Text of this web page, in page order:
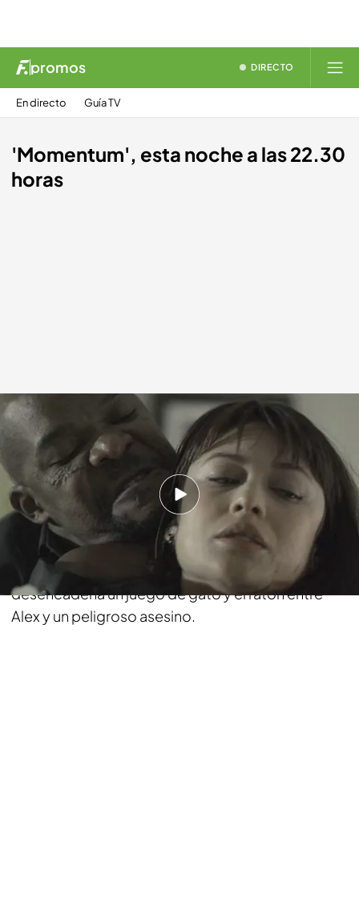
promos DIRECTO
En directo Guía TV
'Momentum', esta noche a las 22.30
horas
telecinco.es
24 ENE 2017 - 19:16h.
Compartir
Alex es una misteriosa ladrona que se prepara para
un último atraco. Pero un asesinato brutal
desencadena un juego de gato y el ratón entre
Alex y un peligroso asesino.